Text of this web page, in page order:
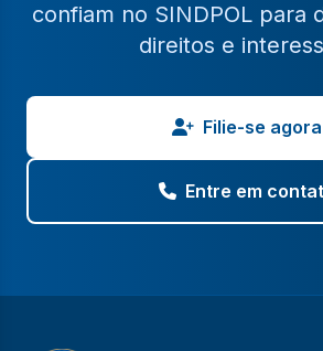
confiam no SINDPOL para
direitos e
Filie-se agora
Entre em